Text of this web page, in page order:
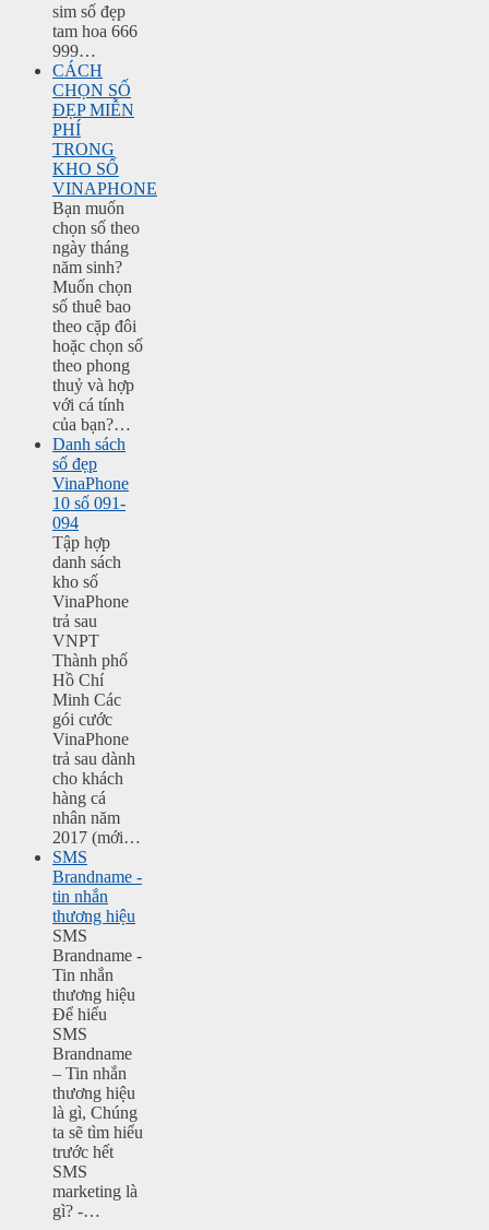
sim số đẹp
tam hoa 666
999…
CÁCH
CHỌN SỐ
ĐẸP MIỄN
PHÍ
TRONG
KHO SỐ
VINAPHONE
Bạn muốn
chọn số theo
ngày tháng
năm sinh?
Muốn chọn
số thuê bao
theo cặp đôi
hoặc chọn số
theo phong
thuỷ và hợp
với cá tính
của bạn?…
Danh sách
số đẹp
VinaPhone
10 số 091-
094
Tập hợp
danh sách
kho số
VinaPhone
trả sau
VNPT
Thành phố
Hồ Chí
Minh Các
gói cước
VinaPhone
trả sau dành
cho khách
hàng cá
nhân năm
2017 (mới…
SMS
Brandname -
tin nhắn
thương hiệu
SMS
Brandname -
Tin nhắn
thương hiệu
Để hiểu
SMS
Brandname
– Tin nhắn
thương hiệu
là gì, Chúng
ta sẽ tìm hiểu
trước hết
SMS
marketing là
gì? -…